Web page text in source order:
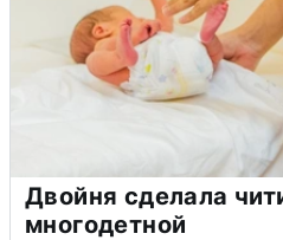
Двойня сделала
многодетной